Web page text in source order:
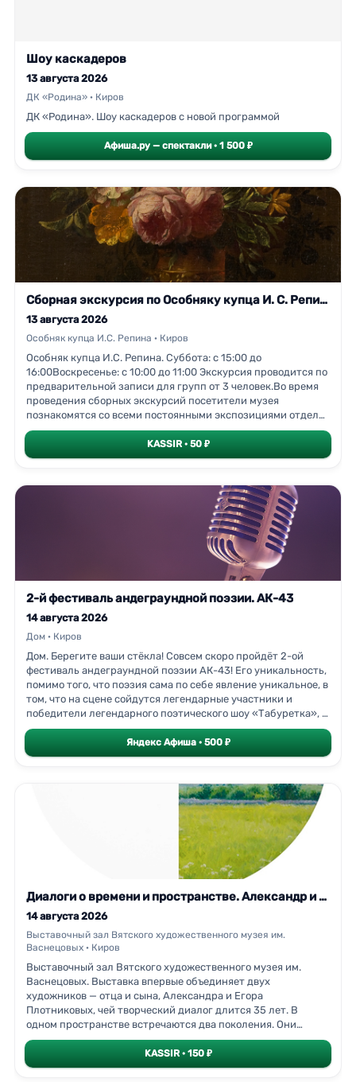
Шоу каскадеров
13 августа 2026
ДК «Родина» · Киров
ДК «Родина». Шоу каскадеров с новой программой
Афиша.ру — спектакли · 1 500 ₽
Сборная экскурсия по Особняку купца И. С. Репина
13 августа 2026
Особняк купца И.С. Репина · Киров
Особняк купца И.С. Репина. Суббота: с 15:00 до
16:00Воскресенье: с 10:00 до 11:00 Экскурсия проводится по
предварительной записи для групп от 3 человек.Во время
проведения сборных экскурсий посетители музея
познакомятся со всеми постоянными экспозициями отдела,
узнают об истории музея.На первом этаже Репинского
особняка посетителям расскажут об известных вятских
народных художественных промыслах: дымковской
втором этаже отдела экскурсанты увидят предметы эпохи
античности; фарфор и стекло, созданные на крупных
зарубежных мануфактурах; живописные полотна
представителей ведущих национальных школ: от эпохи
Возрождения до начала ХХ века.Экскурсия проводится по
предварительной записи для групп от 3
человек.Предварительная запись – по телефону указанному
KASSIR · 50 ₽
2-й фестиваль андеграундной поэзии. АК-43
14 августа 2026
Дом · Киров
Дом. Берегите ваши стёкла! Совсем скоро пройдёт 2-ой
фестиваль андеграундной поэзии АК-43! Его уникальность,
помимо того, что поэзия сама по себе явление уникальное, в
том, что на сцене сойдутся легендарные участники и
победители легендарного поэтического шоу «Табуретка», и
«младая поросль» — поэты новой волны, которые бросят
вызов «мэтрам»! Стихи, как пули, будут рикошетить во все
стороны! Такое событие, такой мозгосносящий батл просто
Яндекс Афиша · 500 ₽
Диалоги о времени и пространстве. Александр и Егор Плотниковы. Выставка
14 августа 2026
Выставочный зал Вятского художественного музея им.
Васнецовых · Киров
Выставочный зал Вятского художественного музея им.
Васнецовых. Выставка впервые объединяет двух
художников — отца и сына, Александра и Егора
Плотниковых, чей творческий диалог длится 35 лет. В
одном пространстве встречаются два поколения. Они
говорят об одном — о родной вятской земле, о памяти, о
времени, — но каждый своим голосом.В зале Егора
Плотникова представлены одиннадцать широкоформатных
KASSIR · 150 ₽